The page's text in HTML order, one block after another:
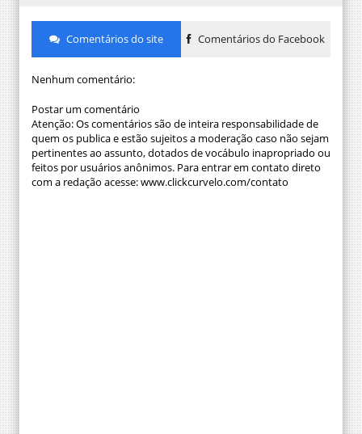
Comentários do site Comentários do Facebook
Nenhum comentário:
Postar um comentário
Atenção: Os comentários são de inteira responsabilidade de
quem os publica e estão sujeitos a moderação caso não sejam
pertinentes ao assunto, dotados de vocábulo inapropriado ou
feitos por usuários anônimos. Para entrar em contato direto
com a redação acesse: www.clickcurvelo.com/contato